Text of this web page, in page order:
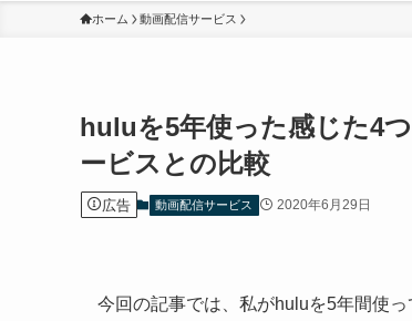
ホーム 動画配信サービス
huluを5年使った感じた4
ービスとの比較
広告 動画配信サービス 2020年6月29日
今回の記事では、私がhuluを5年間使